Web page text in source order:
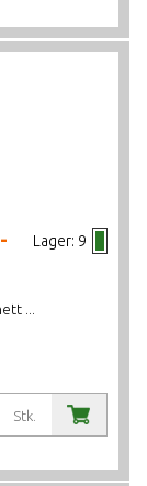
Lager: 9
...
Stk.